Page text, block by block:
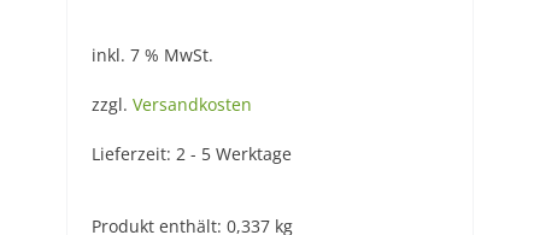
inkl. 7 % MwSt.
zzgl. Versandkosten
Lieferzeit: 2 - 5 Werktage
Produkt enthält: 0,337 kg